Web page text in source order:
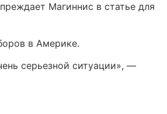
Магиннис в статье для
в Америке.
серьезной ситуации», —